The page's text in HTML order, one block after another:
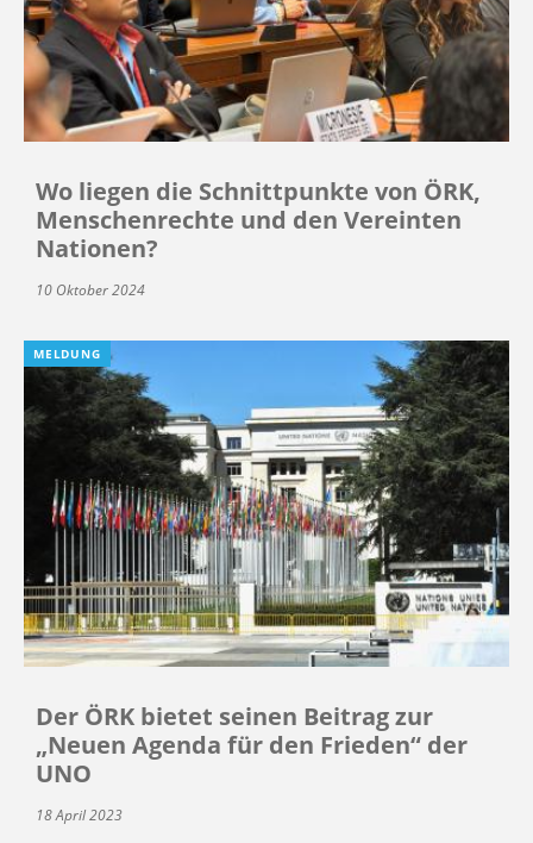
Wo liegen die Schnittpunkte von ÖRK,
Menschenrechte und den Vereinten
Nationen?
10 Oktober 2024
MELDUNG
Der ÖRK bietet seinen Beitrag zur
„Neuen Agenda für den Frieden“ der
UNO
18 April 2023